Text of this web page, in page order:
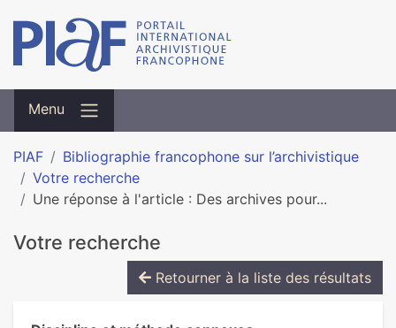
Menu
PIAF
Bibliographie francophone sur l’archivistique
Votre recherche
Une réponse à l'article : Des archives pour...
Votre recherche
Retourner à la liste des résultats